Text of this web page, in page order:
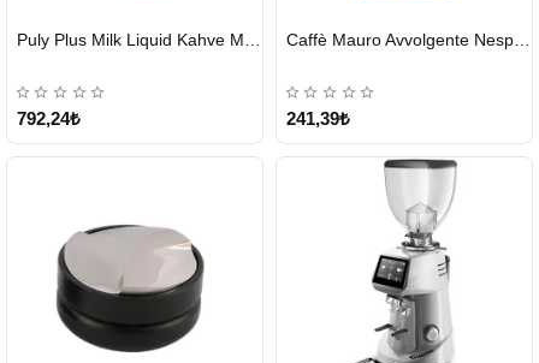
GÖNDERİ
792,24₺
GÖNDERİ
Caffè Mauro Avvolgente Nespresso Kapsül
241,39₺